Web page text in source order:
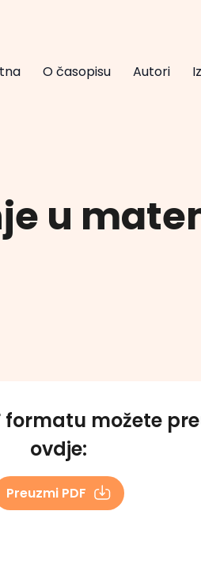
O časopisu Autori
u
formatu možete
ovdje:
Preuzmi PDF